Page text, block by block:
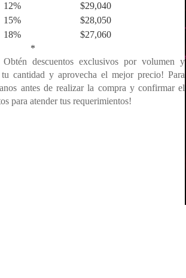
12% $29,040
15% $28,050
18% $27,060
*
descuentos exclusivos por volumen y
cantidad y aprovecha el mejor precio! Para
antes de realizar la compra y confirmar el
para atender tus requerimientos!